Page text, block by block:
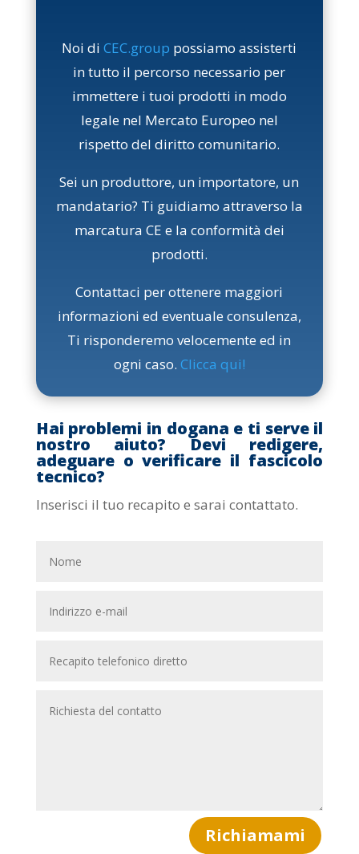
Noi diCEC.group possiamo assisterti
in tutto il percorso necessario per
immettere i tuoi prodotti in modo
legale nel Mercato Europeo nel
rispetto del diritto comunitario.
Sei un produttore, un importatore, un
mandatario? Ti guidiamo attraverso la
marcatura CE e la conformità dei
prodotti.
Contattaci per ottenere maggiori
informazioni ed eventuale consulenza,
Ti risponderemo velocemente ed in
ogni caso. Clicca qui!
Hai problemi in dogana e ti serve il
nostro aiuto? Devi redigere,
adeguare o verificare il fascicolo
tecnico?
Inserisci il tuo recapito e sarai contattato.
Richiamami